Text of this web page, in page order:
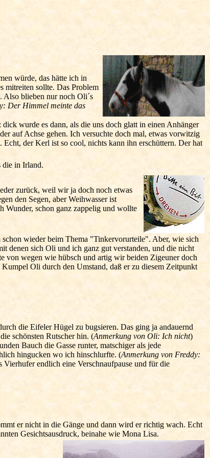
würde, das hätte ich in
mitreiten sollte. Das Problem
. Also blieben nur noch Oli´s
Der Himmel meinte das
wurde es dann, als die uns doch glatt in einen Anhänger
auf Achse gehen. Ich versuchte doch mal, etwas vorwitzig
der Kerl ist so cool, nichts kann ihn erschüttern. Der hat
die in Irland.
zurück, weil wir ja doch noch etwas
den Segen, aber Weihwasser ist
Wunder, schon ganz zappelig und wollte
wieder beim Thema "Tinkervorurteile". Aber, wie sich
denen sich Oli und ich ganz gut verstanden, und die nicht
von wegen wie hübsch und artig wir beiden Zigeuner doch
Oli durch den Umstand, daß er zu diesem Zeitpunkt
die Eifeler Hügel zu bugsieren. Das ging ja andauernd
schönsten Rutscher hin. (Anmerkung von Oli: Ich nicht)
Bauch die Gasse runter, matschiger als jede
hingucken wo ich hinschlurfte. (Anmerkung von Freddy:
Vierhufer endlich eine Verschnaufpause und für die
er nicht in die Gänge und dann wird er richtig wach. Echt
Gesichtsausdruck, beinahe wie Mona Lisa.